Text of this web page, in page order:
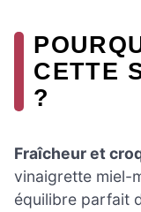
CETTE
?
Fraîcheur et
vinaigrette miel-
équilibre parfait